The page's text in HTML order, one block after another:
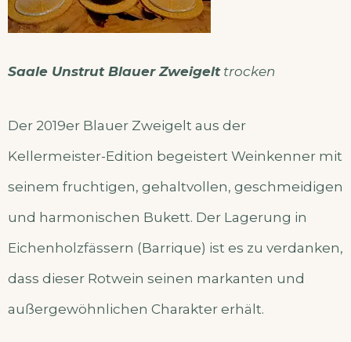
Saale Unstrut Blauer Zweigelttrocken
Der 2019er Blauer Zweigelt aus der
Kellermeister-Edition begeistert Weinkenner mit
seinem fruchtigen, gehaltvollen, geschmeidigen
und harmonischen Bukett. Der Lagerung in
Eichenholzfässern (Barrique) ist es zu verdanken,
dass dieser Rotwein seinen markanten und
außergewöhnlichen Charakter erhält.